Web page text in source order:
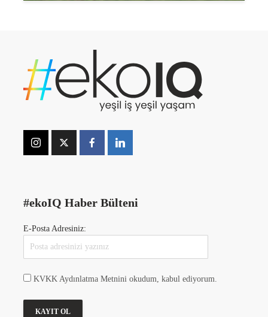
#ekoIQ Haber Bülteni
E-Posta Adresiniz:
KVKK Aydınlatma Metnini okudum, kabul ediyorum.